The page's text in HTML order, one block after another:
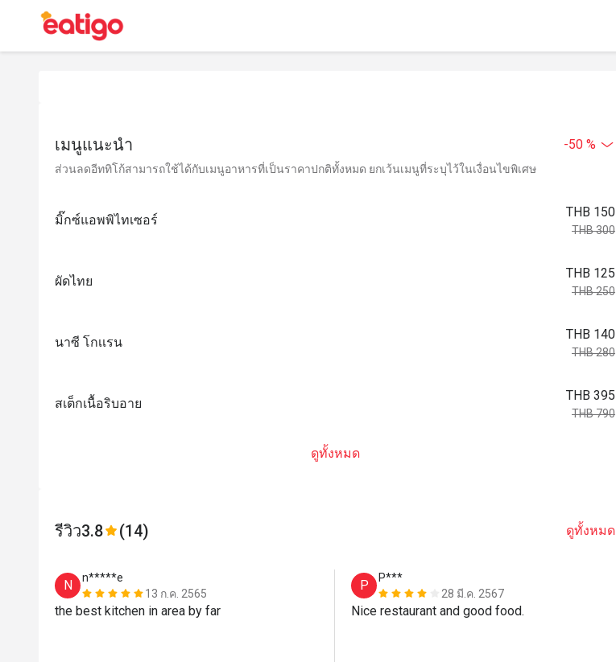
เมนูแนะนำ -50 %
ส่วนลดอีททิโก้สามารถใช้ได้กับเมนูอาหารที่เป็นราคาปกติทั้งหมด ยกเว้นเมนูที่ระบุไว้ในเงื่อนไขพิเศษ
มิ๊กซ์แอพพิไทเซอร์
THB 150
THB 300
ผัดไทย
THB 125
THB 250
นาซี โกเเรน
THB 140
THB 280
สเต็กเนื้อริบอาย
THB 395
THB 790
ดูทั้งหมด
รีวิว3.8 (14) ดูทั้งหมด
N
n*****e
13 ก.ค. 2565
the best kitchen in area by far
P
P***
28 มี.ค. 2567